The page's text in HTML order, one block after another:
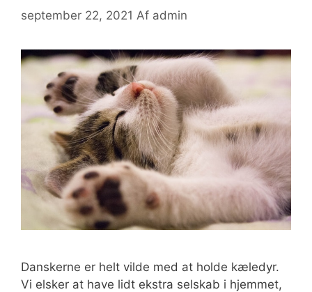
september 22, 2021 Af admin
Danskerne er helt vilde med at holde kæledyr.
Vi elsker at have lidt ekstra selskab i hjemmet,